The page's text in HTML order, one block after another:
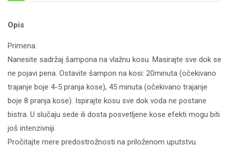
Opis
Primena:
Nanesite sadržaj šampona na vlažnu kosu. Masirajte sve dok se
ne pojavi pena. Ostavite šampon na kosi: 20minuta (očekivano
trajanje boje 4-5 pranja kose), 45 minuta (očekivano trajanje
boje 8 pranja kose). Ispirajte kosu sve dok voda ne postane
bistra. U slučaju sede ili dosta posvetljene kose efekti mogu biti
još intenzivniji.
Pročitajte mere predostrožnosti na priloženom uputstvu.